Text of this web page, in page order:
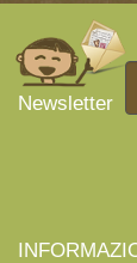
Newsletter